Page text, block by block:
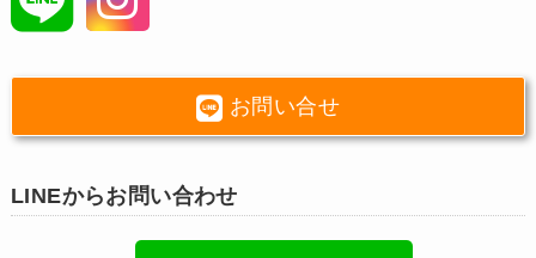
お問い合せ
LINEからお問い合わせ